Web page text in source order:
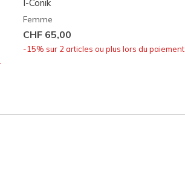
I-Conik
Femme
CHF 65,00
-15% sur 2 articles ou plus lors du paiement.